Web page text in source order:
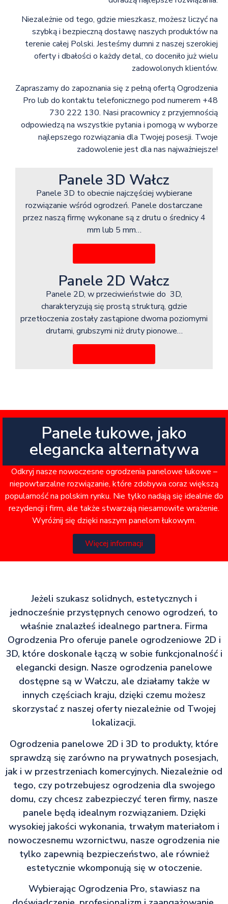
Niezależnie od tego, gdzie mieszkasz, możesz liczyć na
szybką i bezpieczną dostawę naszych produktów na
terenie całej Polski. Jesteśmy dumni z naszej szerokiej
oferty i dbałości o każdy detal, co doceniło już wielu
zadowolonych klientów.
Zapraszamy do zapoznania się z pełną ofertą Ogrodzenia
Pro lub do kontaktu telefonicznego pod numerem +48
730 222 130. Nasi pracownicy z przyjemnością
odpowiedzą na wszystkie pytania i pomogą w wyborze
najlepszego rozwiązania dla Twojej posesji. Twoje
zadowolenie jest dla nas najważniejsze!
Panele 3D Wałcz
Panele 3D to obecnie najczęściej wybierane
rozwiązanie wśród ogrodzeń. Panele dostarczane
przez naszą firmę wykonane są z drutu o średnicy 4
mm lub 5 mm…
Panele 2D Wałcz
Panele 2D, w przeciwieństwie do 3D,
charakteryzują się prostą strukturą, gdzie
przetłoczenia zostały zastąpione dwoma poziomymi
drutami, grubszymi niż druty pionowe…
Panele łukowe, jako
elegancka alternatywa
Odkryj nasze nowoczesne ogrodzenia panelowe łukowe –
niepowtarzalne rozwiązanie, które zdobywa coraz większą
popularność na polskim rynku. Nie tylko nadają się idealnie do
rezydencji i firm, ale także stwarzają niesamowite wrażenie.
Wyróżnij się dzięki naszym panelom łukowym.
Więcej informacji
Jeżeli szukasz solidnych, estetycznych i
jednocześnie przystępnych cenowo ogrodzeń, to
właśnie znalazłeś idealnego partnera. Firma
Ogrodzenia Pro oferuje panele ogrodzeniowe 2D i
3D, które doskonale łączą w sobie funkcjonalność i
elegancki design. Nasze ogrodzenia panelowe
dostępne są w Wałczu, ale działamy także w
innych częściach kraju, dzięki czemu możesz
skorzystać z naszej oferty niezależnie od Twojej
lokalizacji.
Ogrodzenia panelowe 2D i 3D to produkty, które
sprawdzą się zarówno na prywatnych posesjach,
jak i w przestrzeniach komercyjnych. Niezależnie od
tego, czy potrzebujesz ogrodzenia dla swojego
domu, czy chcesz zabezpieczyć teren firmy, nasze
panele będą idealnym rozwiązaniem. Dzięki
wysokiej jakości wykonania, trwałym materiałom i
nowoczesnemu wzornictwu, nasze ogrodzenia nie
tylko zapewnią bezpieczeństwo, ale również
estetycznie wkomponują się w otoczenie.
Wybierając Ogrodzenia Pro, stawiasz na